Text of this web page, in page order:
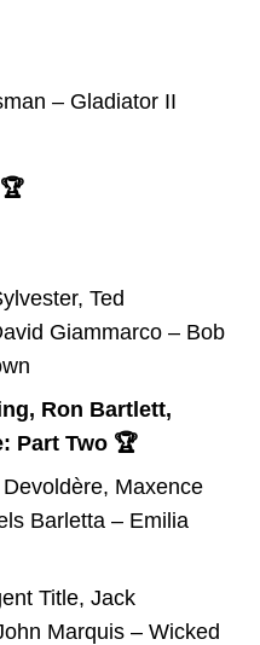
– Gladiator II
Ted
Giammarco – Bob
Ron Bartlett,
Part Two 🏆
Maxence
Barletta – Emilia
Title, Jack
Marquis – Wicked